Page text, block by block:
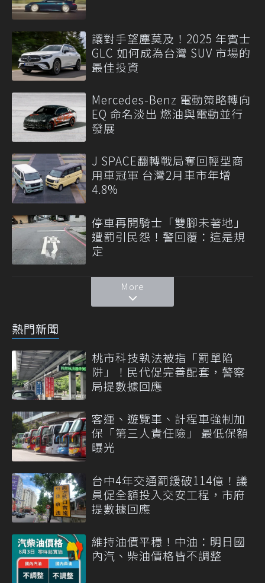
讓對手望塵莫及！2025 年賓士
GLC 如何成為台灣 SUV 市場的
最佳投資
Mercedes-Benz 電動策略轉向
EQ 命名淡出 燃油與電動並行
發展
J SPACE翻轉戰局奪回輕型商
用車冠軍 台灣2月車市年增
4.8%
停車再開騎士「雙腳未著地」
遭罰引民怨！警回覆：這是規
定
More
熱門新聞
桃市科技執法被指「罰單陷
阱」！民代促完善配套，警察
局提數據回應
客運、遊覽車、計程車強制加
保「第三人責任險」 最低保額
曝光
台中4年交通罰鍰破114億！議
員促全額投入交安工程，市府
提數據回應
維持油價平穩！中油：明日國
內汽、柴油價格皆不調整